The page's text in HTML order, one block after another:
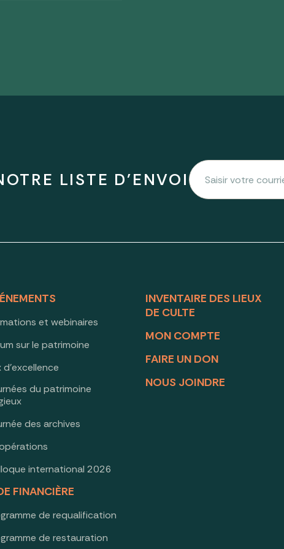
LISTE D'ENVOI
et webinaires
sur le patrimoine
d’excellence
du patrimoine
des archives
international 2026
FINANCIÈRE
de requalification
de restauration
INVENTAIRE DES LIEUX
DE CULTE
MON COMPTE
FAIRE UN DON
NOUS JOINDRE